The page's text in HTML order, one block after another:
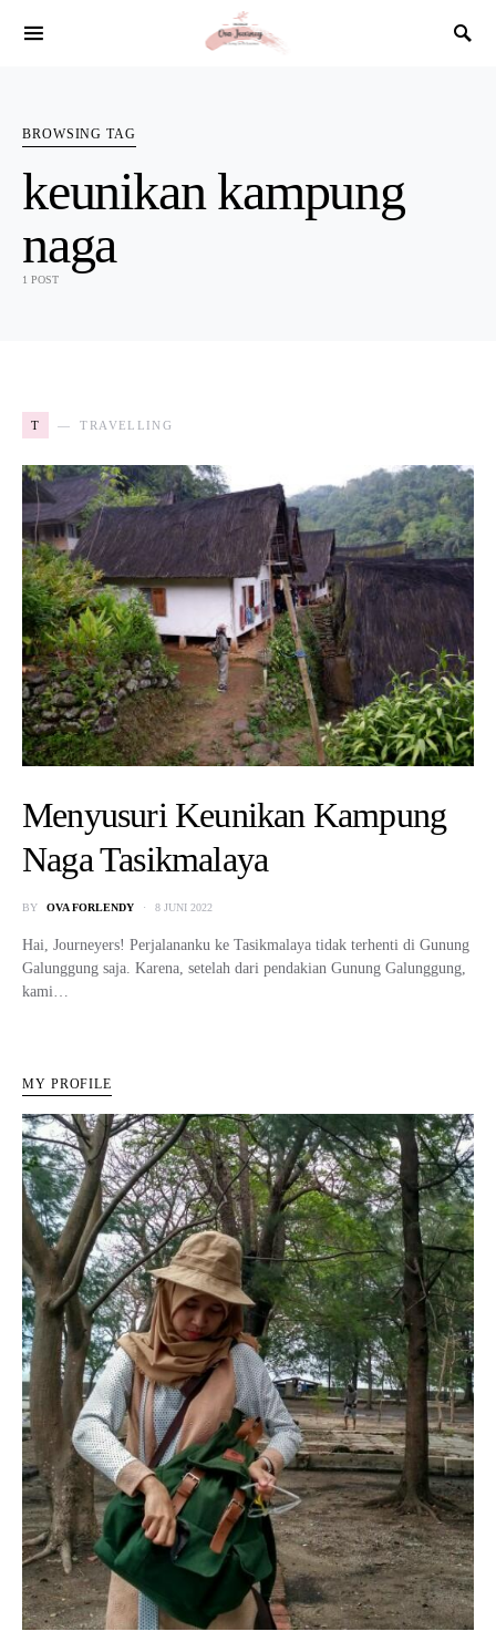
SEARCH FOR:
BROWSING TAG
keunikan kampung
naga
1 POST
T TRAVELLING
Menyusuri Keunikan Kampung
Naga Tasikmalaya
BY OVA FORLENDY 8 JUNI 2022
Hai, Journeyers! Perjalananku ke Tasikmalaya tidak terhenti di Gunung
Galunggung saja. Karena, setelah dari pendakian Gunung Galunggung,
kami…
MY PROFILE